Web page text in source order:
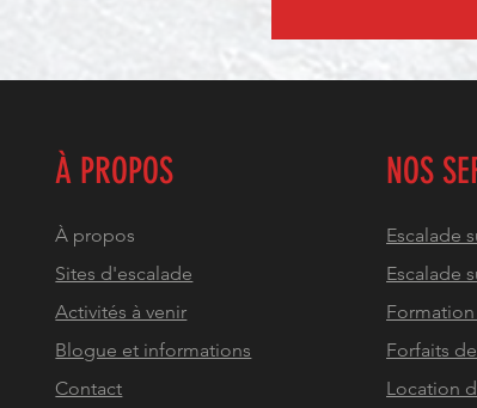
À PROPOS
À propos
Sites d'escalade
Activités à venir
Blogue et informations
Contact
NOS
Escalade
Escalade
Formation
Forfaits
Location